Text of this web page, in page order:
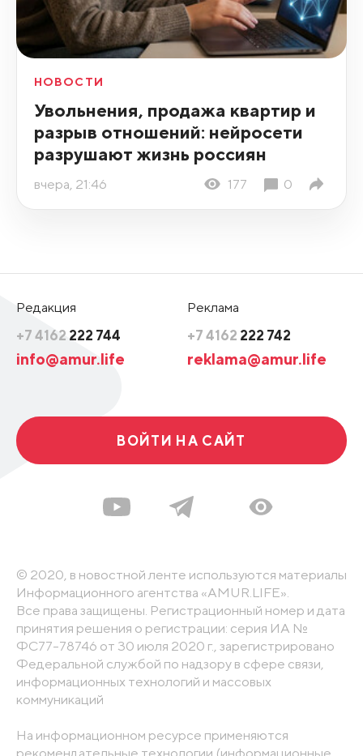
НОВОСТИ
Увольнения, продажа квартир и
разрыв отношений: нейросети
разрушают жизнь россиян
вчера, 21:46 177 0
Редакция
+7 4162 222 744
info@amur.life
Реклама
+7 4162 222 742
reklama@amur.life
ВОЙТИ НА САЙТ
© 2020, в новостной ленте используются материалы
Информационного агентства «AMUR.LIFE».
Все права защищены. Регистрационный номер и дата
принятия решения о регистрации: серия ИА №
ФС77-78746 от 30 июля 2020 г., зарегистрировано
Федеральной службой по надзору в сфере связи,
информационных технологий и массовых
коммуникаций
На информационном ресурсе применяются
рекомендательные технологии (информационные